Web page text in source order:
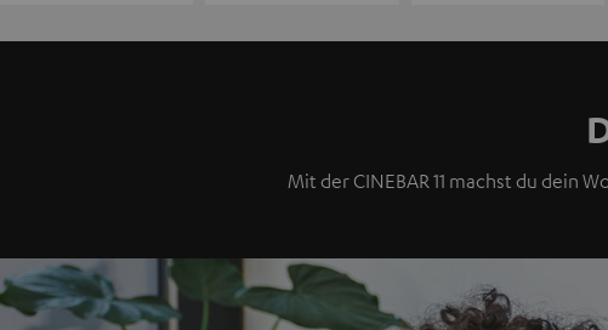
Mit der CINEBAR 11 machst du dein